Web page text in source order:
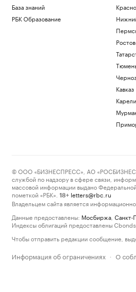
База знаний
РБК Образование
Кавказ
© ООО «БИЗНЕСПРЕСС», АО
службой по надзору в сфере связи,
массовой информации выдано
пометкой «РБК».
18+ letters@rbc.ru
Владельцем сайта является
Данные предоставлены: Мосбиржа Санкт-
Индексы облигаций предоставлены Cbonds.
Чтобы отправить редакции сообщение,
Информация об ограничениях · О